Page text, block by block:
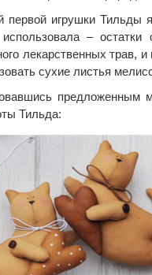
первой игрушки Тильды
– остатки
лекарственных трав,
сухие листья
предложенным
Тильда: